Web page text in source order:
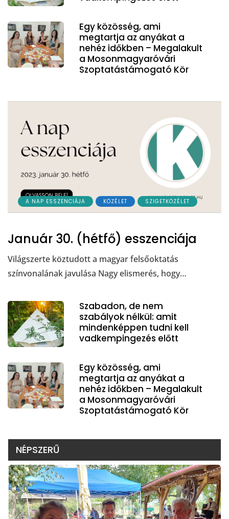
Egy közösség, ami
megtartja az anyákat a
nehéz időkben – Megalakult
a Mosonmagyaróvári
Szoptatástámogató Kör
A NAP ESSZENCIÁJA KÖZÉLET SZIGETKÖZÉLET
Január 30. (hétfő) esszenciája
Világszerte köztudott a magyar felsőoktatás
színvonalának javulása Nagy elismerés, hogy…
Szabadon, de nem
szabályok nélkül: amit
mindenképpen tudni kell
vadkempingezés előtt
Egy közösség, ami
megtartja az anyákat a
nehéz időkben – Megalakult
a Mosonmagyaróvári
Szoptatástámogató Kör
NÉPSZERŰ